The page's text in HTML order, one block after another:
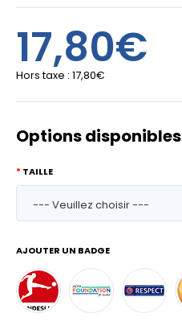
17,80€
Hors taxe : 17,80€
Options disponibles
TAILLE
AJOUTER UN BADGE